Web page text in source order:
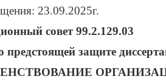
23.09.2025г.
совет 99.2.129.03
предстоящей защите